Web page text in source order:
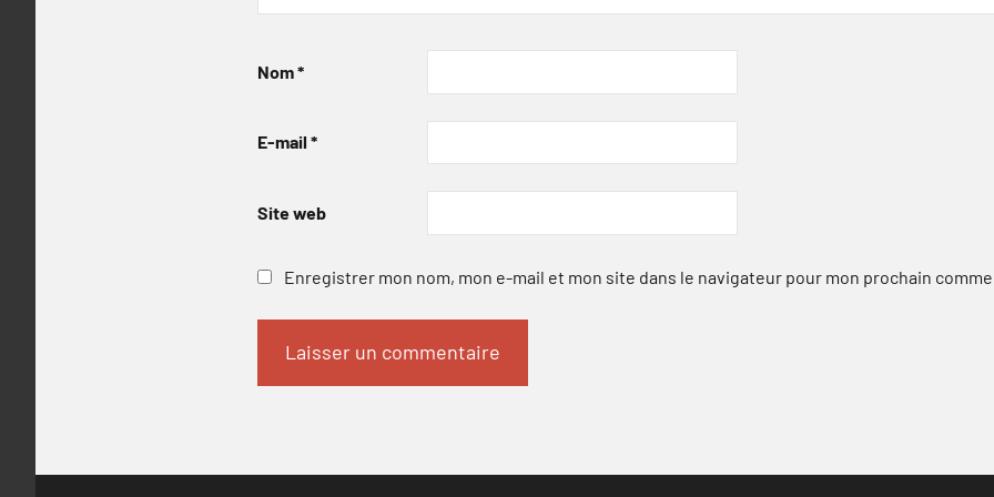
Nom*
E-mail *
Site web
Enregistrer mon nom, mon e-mail et mon site dans le navigateur pour mon prochain